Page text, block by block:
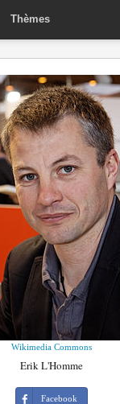
Thèmes
Wikimedia Commons
Erik L'Homme
Facebook